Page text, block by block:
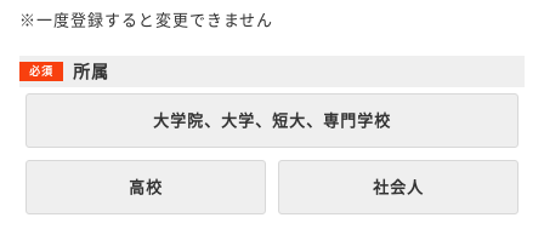
※一度登録すると変更できません
所属
大学院、大学、短大、専門学校
高校 社会人